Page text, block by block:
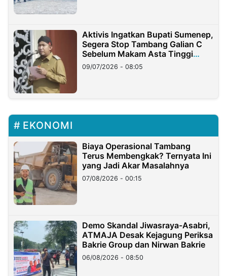
Aktivis Ingatkan Bupati Sumenep,
Segera Stop Tambang Galian C
Sebelum Makam Asta Tinggi
Longsor
09/07/2026 - 08:05
EKONOMI
Biaya Operasional Tambang
Terus Membengkak? Ternyata Ini
yang Jadi Akar Masalahnya
07/08/2026 - 00:15
Demo Skandal Jiwasraya-Asabri,
ATMAJA Desak Kejagung Periksa
Bakrie Group dan Nirwan Bakrie
06/08/2026 - 08:50